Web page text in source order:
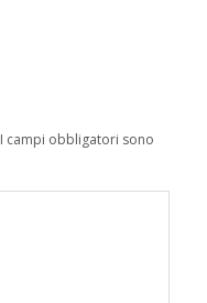
I campi obbligatori sono